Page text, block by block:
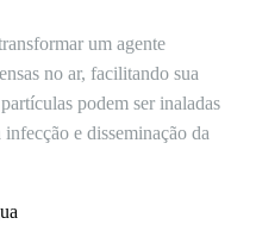
um agente
no ar, facilitando sua
podem ser inaladas
e disseminação da